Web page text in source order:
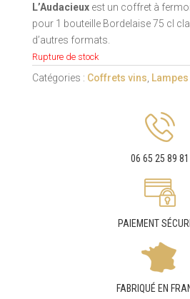
L’Audacieuxest un coffret à
pour 1 bouteille Bordelaise 75 cl
d’autres formats.
Rupture de stock
Catégories : Coffrets vins Lampes
06 65 25 89 81
PAIEMENT
FABRIQUÉ EN